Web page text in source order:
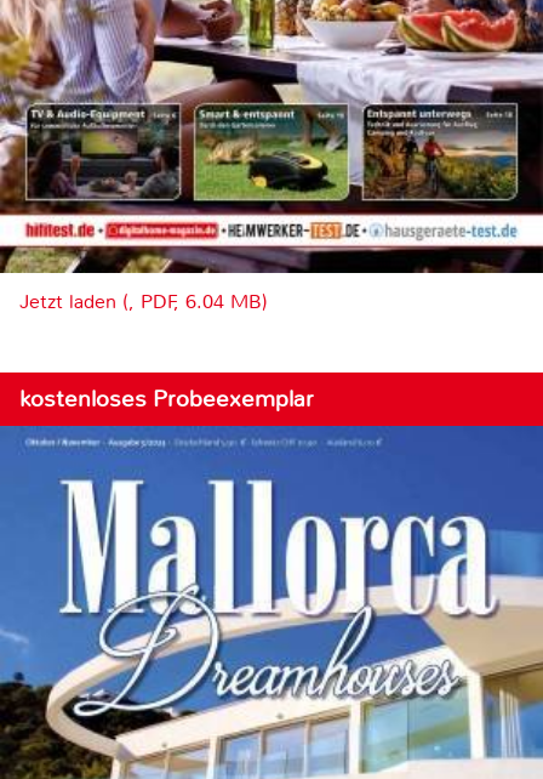
Jetzt laden (, PDF, 6.04 MB)
kostenloses Probeexemplar